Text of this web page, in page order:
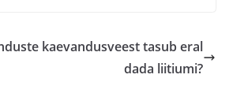
kaevandusveest tasub eral
dada liitiumi?